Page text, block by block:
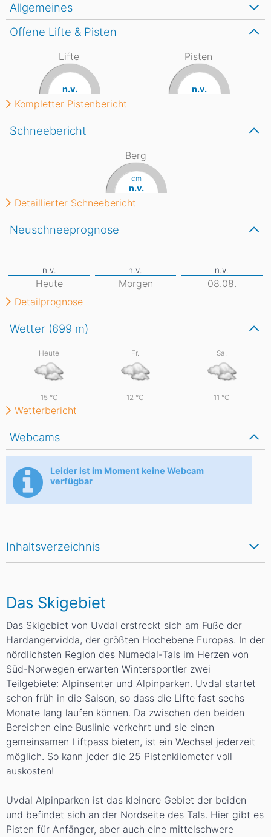
Inhaltsverzeichnis
Das Skigebiet
Das Skigebiet von Uvdal erstreckt sich am Fuße der
Hardangervidda, der größten Hochebene Europas. In der
nördlichsten Region des Numedal-Tals im Herzen von
Süd-Norwegen erwarten Wintersportler zwei
Teilgebiete: Alpinsenter und Alpinparken. Uvdal startet
schon früh in die Saison, so dass die Lifte fast sechs
Monate lang laufen können. Da zwischen den beiden
Bereichen eine Buslinie verkehrt und sie einen
gemeinsamen Liftpass bieten, ist ein Wechsel jederzeit
möglich. So kann jeder die 25 Pistenkilometer voll
auskosten!
Uvdal Alpinparken ist das kleinere Gebiet der beiden
und befindet sich an der Nordseite des Tals. Hier gibt es
Pisten für Anfänger, aber auch eine mittelschwere
Allgemeines
Wetter (699 m)
Heute
15 °C
Fr.
12 °C
Sa.
11 °C
Wetterbericht
Webcams
Leider ist im Moment keine Webcam
verfügbar
Schneebericht
Berg
cm
n.v.
Detaillierter Schneebericht
Neuschneeprognose
Heute Morgen
08.08.
Detailprognose
Offene Lifte & Pisten
Lifte
n.v.
Pisten
n.v.
Kompletter Pistenbericht